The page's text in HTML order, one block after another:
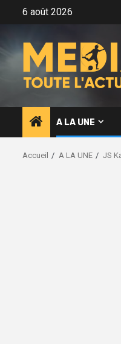
6 août 2026
A LA UNE
Accueil A LA UNE JS